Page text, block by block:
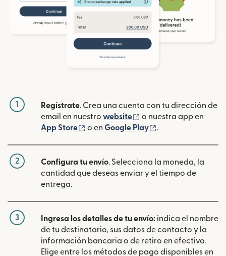
1 Regístrate. Crea una cuenta con tu dirección de
email en nuestro website (se abre en una
o nuestra app en
App Store
(se abre en una ventana nueva)
o en Google Play (se abre en una
.
2 Configura tu envío. Selecciona la moneda, la
cantidad que deseas enviar y el tiempo de
entrega.
3 Ingresa los detalles de tu envío: indica el nombre
de tu destinatario, sus datos de contacto y la
información bancaria o de retiro en efectivo.
Elige entre los métodos de pago disponibles en